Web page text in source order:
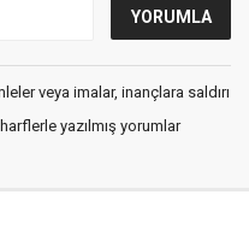
veya imalar, inançlara saldırı
yazılmış yorumlar